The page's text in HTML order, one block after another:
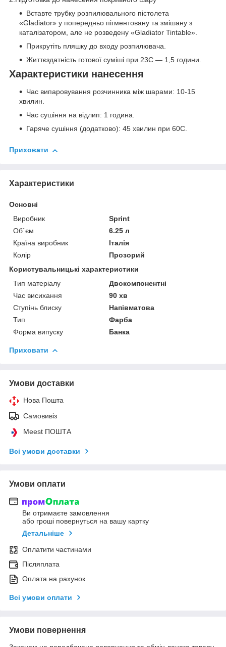
Вставте трубку розпилювального пістолета
«Gladiator» у попередньо пігментовану та змішану з
каталізатором, але не розведену «Gladiator Tintable».
Прикрутіть пляшку до входу розпилювача.
Життєздатність готової суміші при 23С — 1,5 години.
Характеристики нанесення
Час випаровування розчинника між шарами: 10-15
хвилин.
Час сушіння на відлип: 1 година.
Гаряче сушіння (додатково): 45 хвилин при 60С.
Приховати
Характеристики
Основні
Виробник
Sprint
Об`єм
6.25 л
Країна виробник
Італія
Колір
Прозорий
Користувальницькі характеристики
Тип матеріалу
Двокомпонентні
Час висихання
90 хв
Ступінь блиску
Напівматова
Тип
Фарба
Форма випуску
Банка
Приховати
Умови доставки
Нова Пошта
Самовивіз
Meest ПОШТА
Всі умови доставки
Умови оплати
Ви отримаєте замовлення
або гроші повернуться на вашу картку
Детальніше
Оплатити частинами
Післяплата
Оплата на рахунок
Всі умови оплати
Умови повернення